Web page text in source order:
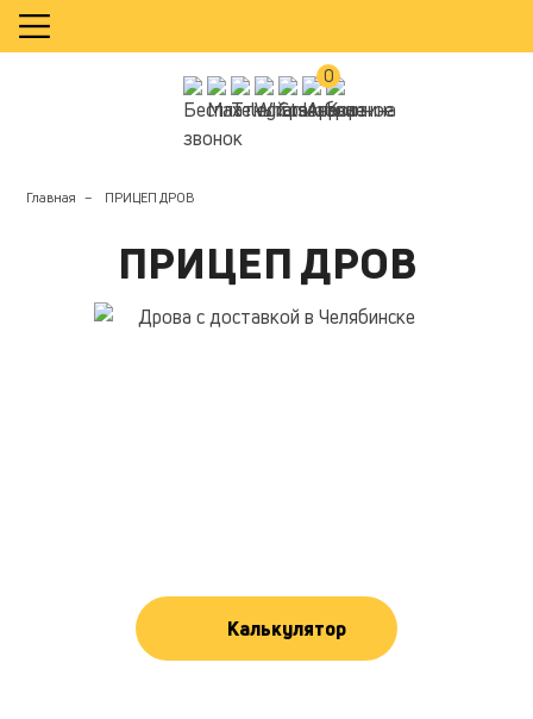
0
Главная ПРИЦЕП ДРОВ
ПРИЦЕП ДРОВ
Калькулятор